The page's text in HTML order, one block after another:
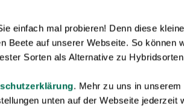
einfach mal probieren! Denn diese
Beete auf unserer Webseite. So können
Sorten als Alternative zu
. Mehr zu uns in unserem
unten auf der Webseite jederzeit
2026
Von Freilandtomaten über
bis hin zu neuen